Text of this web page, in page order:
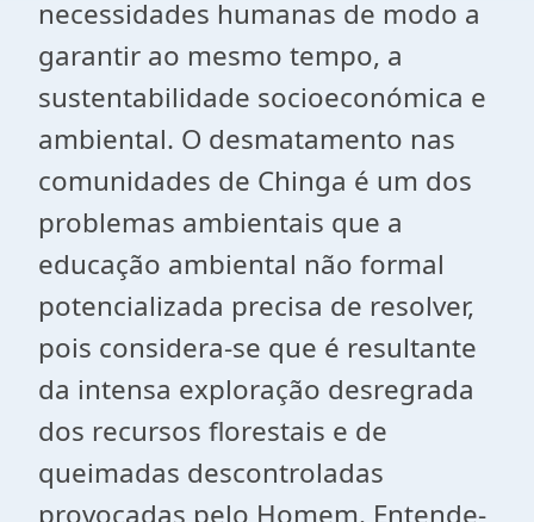
necessidades humanas de modo a
garantir ao mesmo tempo, a
sustentabilidade socioeconómica e
ambiental. O desmatamento nas
comunidades de Chinga é um dos
problemas ambientais que a
educação ambiental não formal
potencializada precisa de resolver,
pois considera-se que é resultante
da intensa exploração desregrada
dos recursos florestais e de
queimadas descontroladas
provocadas pelo Homem. Entende-